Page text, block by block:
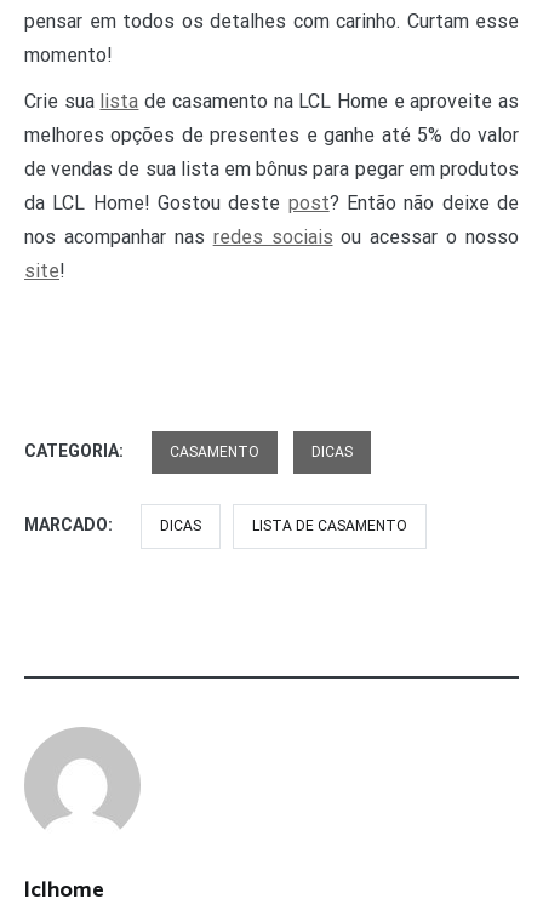
pensar em todos os detalhes com carinho. Curtam esse
momento!
Crie sua lista de casamento na LCL Home e aproveite as
melhores opções de presentes e ganhe até 5% do valor
de vendas de sua lista em bônus para pegar em produtos
da LCL Home! Gostou deste post? Então não deixe de
nos acompanhar nas redes sociais ou acessar o nosso
site!
CATEGORIA: CASAMENTO DICAS
MARCADO: DICAS LISTA DE CASAMENTO
lclhome